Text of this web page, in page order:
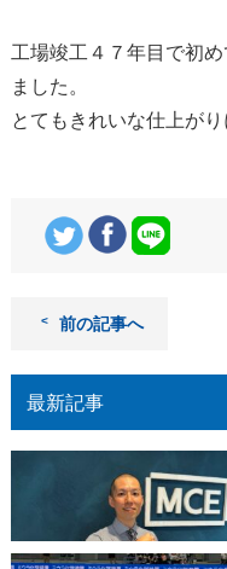
工場竣工４７年目で初
ました。
とてもきれいな仕上が
前の記事へ
最新記事